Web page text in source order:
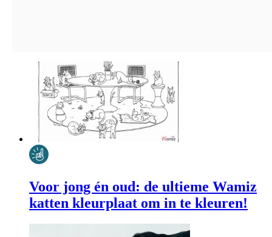
Voor jong én oud: de ultieme Wamiz
katten kleurplaat om in te kleuren!